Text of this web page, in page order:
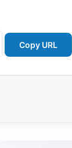
Copy URL